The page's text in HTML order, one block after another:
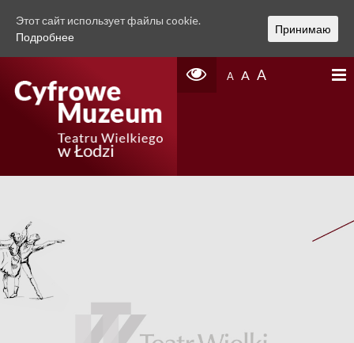
A A A
Этот сайт использует файлы cookie.
Подробнее
Принимаю